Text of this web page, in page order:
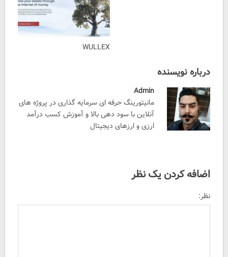
WULLEX
درباره نویسنده
Admin
مانیتورینگ حرفه ای سرمایه گذاری در پروژه های
آنلاین با سود دهی بالا و آموزش کسب درآمد
ارزی و ارزهای دیجیتال
اضافه کردن یک نظر
نظر: